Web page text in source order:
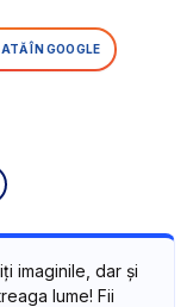
ÎN GOOGLE
imaginile, dar și
lume! Fii